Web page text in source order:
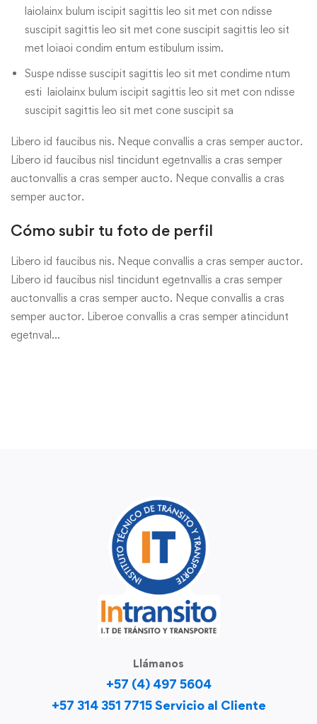
laiolainx bulum iscipit sagittis leo sit met con ndisse
suscipit sagittis leo sit met cone suscipit sagittis leo sit
met loiaoi condim entum estibulum issim.
Suspe ndisse suscipit sagittis leo sit met condime ntum
esti laiolainx bulum iscipit sagittis leo sit met con ndisse
suscipit sagittis leo sit met cone suscipit sa
Libero id faucibus nis. Neque convallis a cras semper auctor.
Libero id faucibus nisl tincidunt egetnvallis a cras semper
auctonvallis a cras semper aucto. Neque convallis a cras
semper auctor.
Cómo subir tu foto de perfil
Libero id faucibus nis. Neque convallis a cras semper auctor.
Libero id faucibus nisl tincidunt egetnvallis a cras semper
auctonvallis a cras semper aucto. Neque convallis a cras
semper auctor. Liberoe convallis a cras semper atincidunt
egetnval…
Llámanos
+57 (4) 497 5604
+57 314 351 7715 Servicio al Cliente